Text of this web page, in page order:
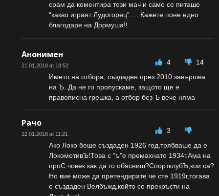
срам да коментира този мач и само се питаше
“какво играят Лудогорец”…. Кажете поне едно
благодаря на Дормуша!!
Анонимен
21.01.2018 at 18:52 4
14
Името на отбора, създаден през 2010 завършва
на Ъ. Да не го пропускаме, защото ще е
правописна грешка, а отбор без Ъ вече няма
Рачо
22.01.2018 at 11:21
3
Ако Локо беше създаден 1926 год,трябваше да е
ЛокомотивЪ!Това с “ъ”е премахнато 1934г.Ама на
проС човек как да го обясниш?СпортклубЪ,кои са?
Но вие може да претендирате че сте 1919г,тогава
е създаден Велбъжд,който се прекръсти на